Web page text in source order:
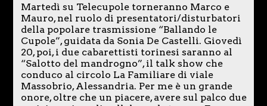
Martedì su Telecupole torneranno Marco e
Mauro, nel ruolo di presentatori/disturbatori
della popolare trasmissione “Ballando le
Cupole”, guidata da Sonia De Castelli. Giovedì
20, poi, i due cabarettisti torinesi saranno al
“Salotto del mandrogno”, il talk show che
conduco al circolo La Familiare di viale
Massobrio, Alessandria. Per me è un grande
onore, oltre che un piacere, avere sul palco due